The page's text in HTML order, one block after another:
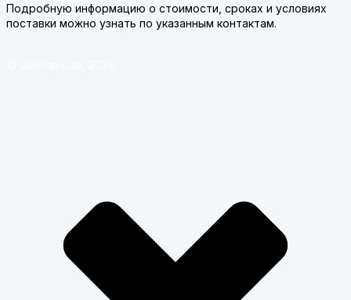
Подробную информацию о стоимости, сроках и условиях
поставки можно узнать по указанным контактам.